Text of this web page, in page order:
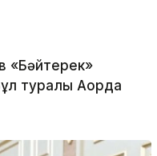
«Бәйтерек»
туралы Ақорда